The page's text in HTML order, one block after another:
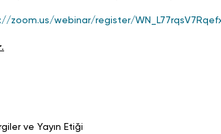
zoom.us/webinar/register/
ve Yayın Etiği